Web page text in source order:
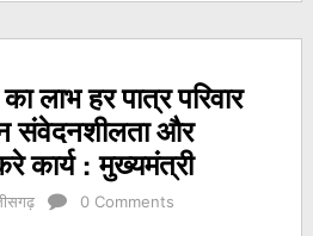
लाभ हर पात्र परिवार
संवेदनशीलता और
कार्य : मुख्यमंत्री
0 Comments